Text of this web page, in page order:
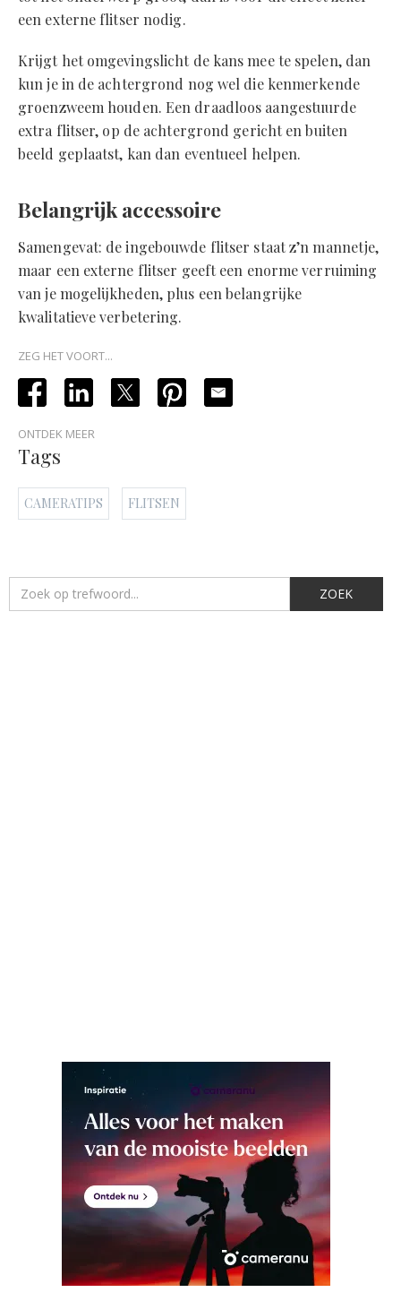
een externe flitser nodig.
Krijgt het omgevingslicht de kans mee te spelen, dan
kun je in de achtergrond nog wel die kenmerkende
groenzweem houden. Een draadloos aangestuurde
extra flitser, op de achtergrond gericht en buiten
beeld geplaatst, kan dan eventueel helpen.
Belangrijk accessoire
Samengevat: de ingebouwde flitser staat z’n mannetje,
maar een externe flitser geeft een enorme verruiming
van je mogelijkheden, plus een belangrijke
kwalitatieve verbetering.
ZEG HET VOORT...
ONTDEK MEER
Tags
CAMERATIPS FLITSEN